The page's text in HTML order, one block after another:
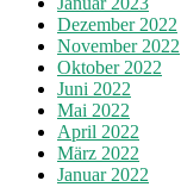
Dezember 2022
November 2022
Oktober 2022
Juni 2022
Mai 2022
April 2022
März 2022
Januar 2022